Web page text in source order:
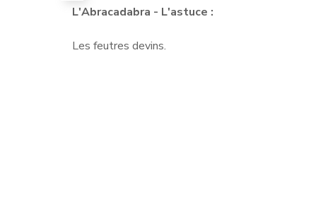
L'Abracadabra - L'astuce :
Les feutres devins.